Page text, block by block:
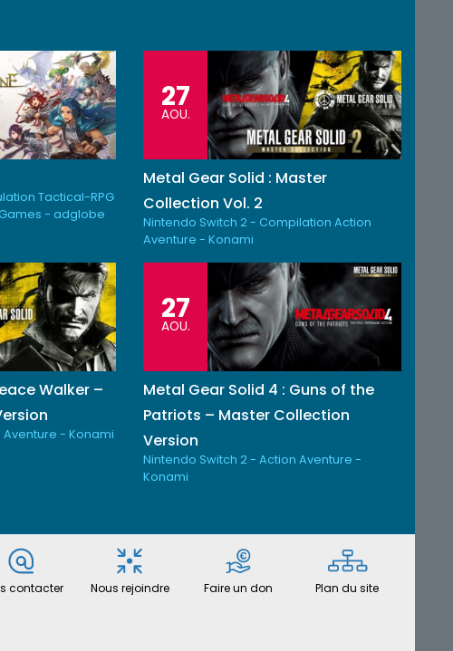
Tactical-RPG
- adglobe
27
AOU.
Metal Gear Solid : Master
Collection Vol. 2
Nintendo Switch 2 - Compilation Action
Aventure - Konami
Walker –
- Konami
27
AOU.
Metal Gear Solid 4 : Guns of the
Patriots – Master Collection
Version
Nintendo Switch 2 - Action Aventure -
Konami
contacter Nous rejoindre Faire un don Plan du site